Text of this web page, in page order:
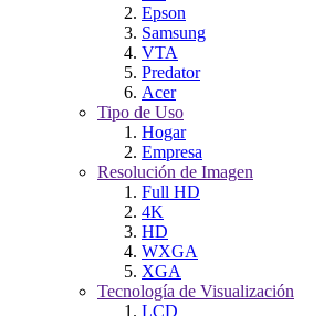
Epson
Samsung
VTA
Predator
Acer
Tipo de Uso
Hogar
Empresa
Resolución de Imagen
Full HD
4K
HD
WXGA
XGA
Tecnología de Visualización
LCD